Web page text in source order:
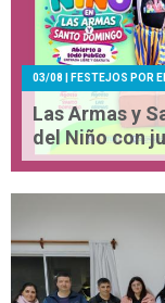
03/08 | FESTEJOS POR
Las Armas y
del Niño con